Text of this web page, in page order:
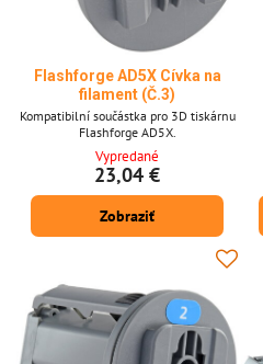
Flashforge AD5X Cívka na
filament (Č.3)
Kompatibilní součástka pro 3D tiskárnu
Flashforge AD5X.
Vypredané
23,04 €
Zobraziť